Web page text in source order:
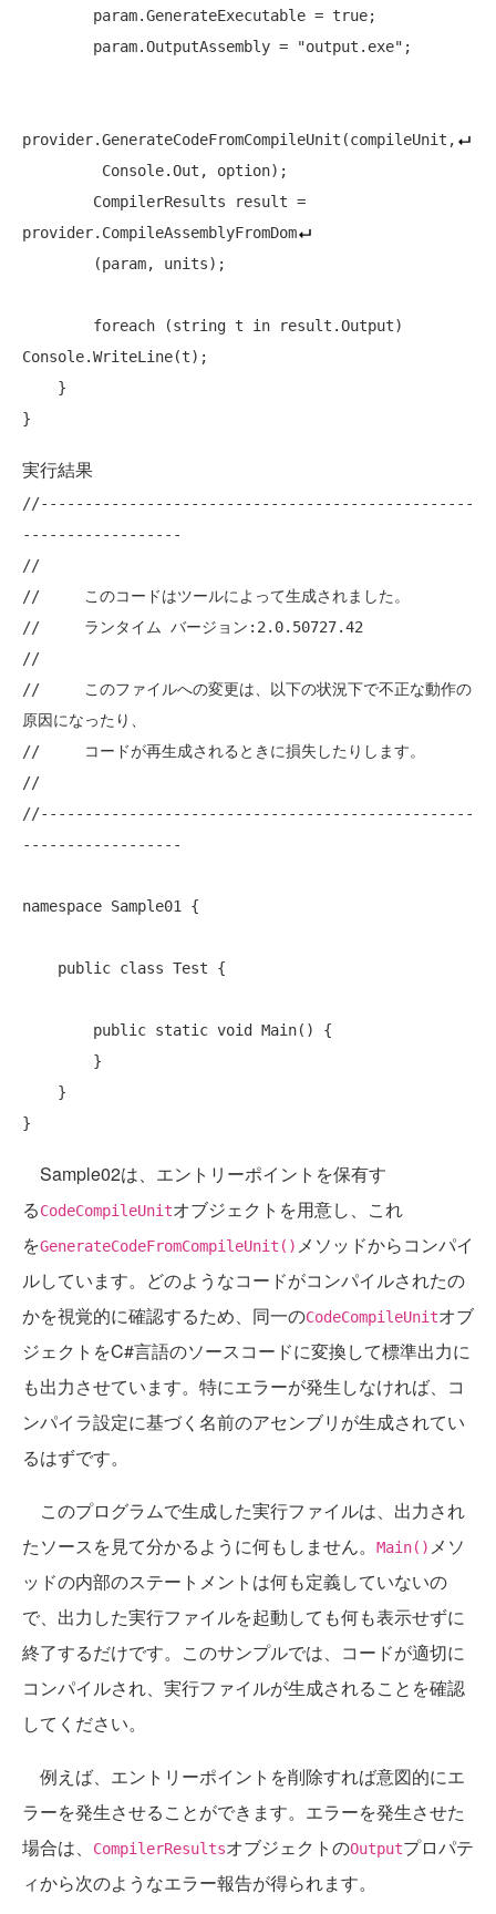
        param.GenerateExecutable =
true;
        param.OutputAssembly =
"output.exe" ;
provider.GenerateCodeFromCompileUnit(compileUnit,
provider.CompileAssemblyFromDom
foreach (string t in result.Output)
Console.WriteLine(t);
実行結果
//-------------------------------------------------
------------------
//     このコードはツールによって生成されました。
//     ランタイム バージョン:2.0.50727.42
//     このファイルへの変更は、以下の状況下で不正な動作の
原因になったり、
//     コードが再生成されるときに損失したりします。
//-------------------------------------------------
------------------
namespace Sample01 {
public class Test {
public static void
Main() {
Sample02は、エントリーポイントを保有す
るCodeCompileUnitオブジェクトを用意し、これ
をGenerateCodeFromCompileUnit() メソッドからコンパイ
ルしています。どのようなコードがコンパイルされたの
かを視覚的に確認するため、同一のCodeCompileUnitオブ
ジェクトをC#言語のソースコードに変換して標準出力に
も出力させています。特にエラーが発生しなければ、コ
ンパイラ設定に基づく名前のアセンブリが生成されてい
るはずです。
このプログラムで生成した実行ファイルは、出力され
たソースを見て分かるように何もしません。
Main() メソ
ッドの内部のステートメントは何も定義していないの
で、出力した実行ファイルを起動しても何も表示せずに
終了するだけです。このサンプルでは、コードが適切に
コンパイルされ、実行ファイルが生成されることを確認
してください。
例えば、エントリーポイントを削除すれば意図的にエ
ラーを発生させることができます。エラーを発生させた
場合は、
CompilerResultsオブジェクトのOutputプロパテ
ィから次のようなエラー報告が得られます。